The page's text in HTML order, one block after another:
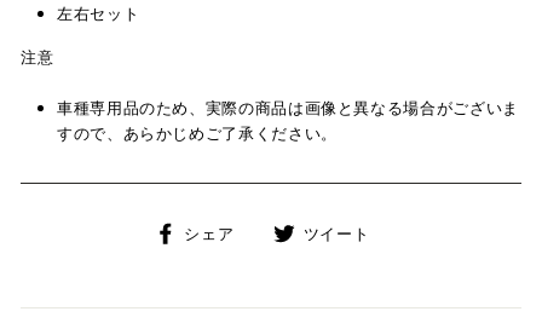
左右セット
注意
車種専用品のため、実際の商品は画像と異なる場合がございま
すので、あらかじめご了承ください。
シェア
Facebook
ェ
ツイート
稿